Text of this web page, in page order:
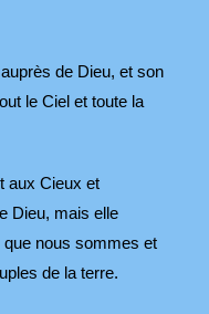
de Dieu, et son
le Ciel et toute la
aux Cieux et
Dieu, mais elle
que nous sommes et
de la terre.